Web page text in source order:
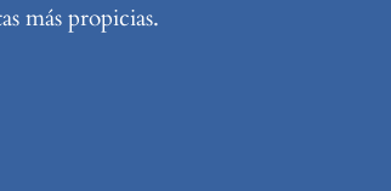
más propicias.